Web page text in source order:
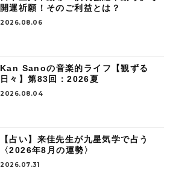
開運祈願！そのご利益とは？
2026.08.06
Kan Sanoの音楽的ライフ【観ずる
日々】第83回：2026夏
2026.08.04
【占い】来佳先生が九星気学で占う
〈2026年8月の運勢〉
2026.07.31